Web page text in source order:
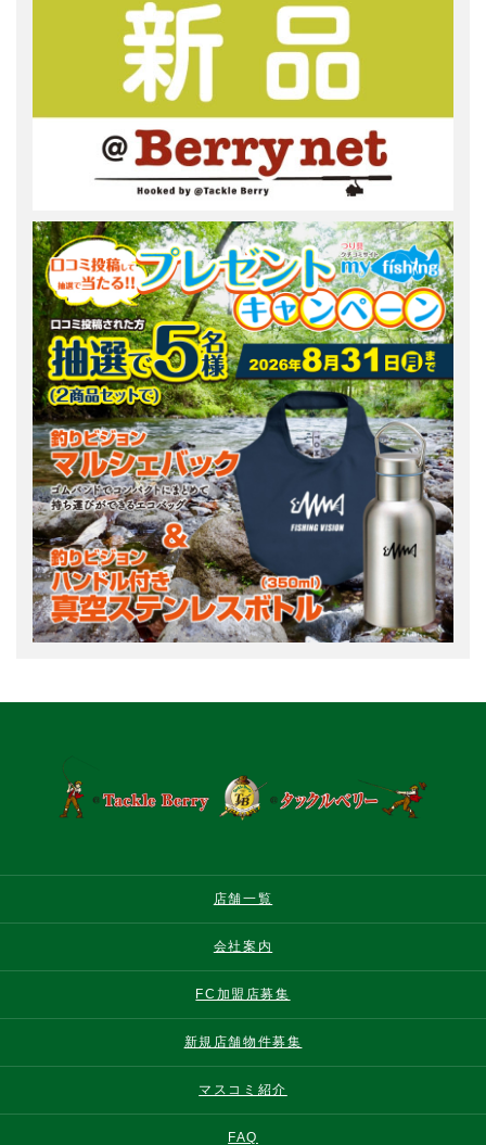
店舗一覧
会社案内
FC加盟店募集
新規店舗物件募集
マスコミ紹介
FAQ